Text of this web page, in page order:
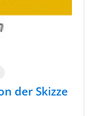
der Skizze